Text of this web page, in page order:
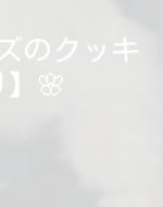
のクッキ
🌸